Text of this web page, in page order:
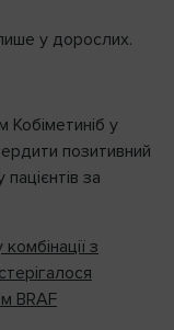
у дорослих.
Кобіметиніб у
позитивний
за
з
BRAF